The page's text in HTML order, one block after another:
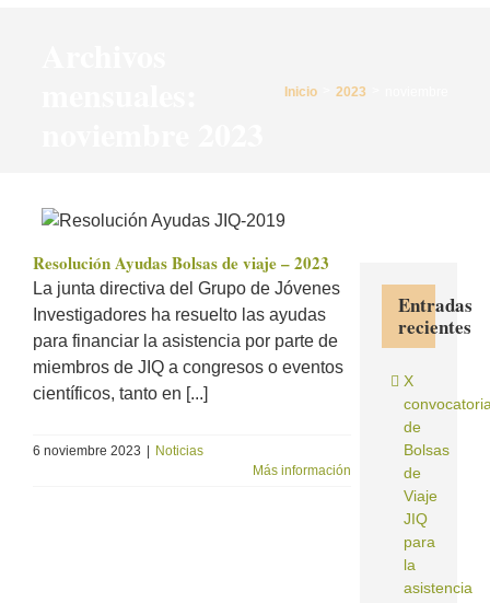
Inicio 2023
Resolución Ayudas Bolsas de viaje – 2023
La junta directiva del Grupo de Jóvenes
Investigadores ha resuelto las ayudas
para financiar la asistencia por parte de
miembros de JIQ a congresos o eventos
científicos, tanto en [...]
6 noviembre 2023
Noticias
Más información
Entradas
recientes
X
de
Bolsas
de
Viaje
JIQ
para
la
asistencia